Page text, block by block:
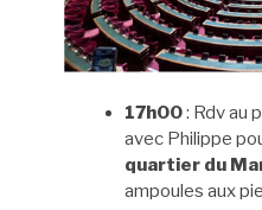
17h00: Rdv au
avec Philippe
quartier du
ampoules aux